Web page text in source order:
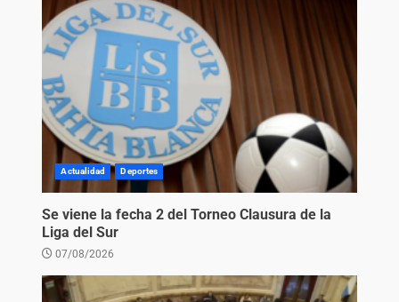
Actualidad Deportes
Se viene la fecha 2 del Torneo Clausura de la
Liga del Sur
07/08/2026